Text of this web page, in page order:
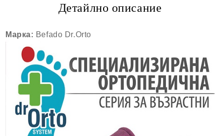
Детайлно описание
Марка: Befado Dr.Orto